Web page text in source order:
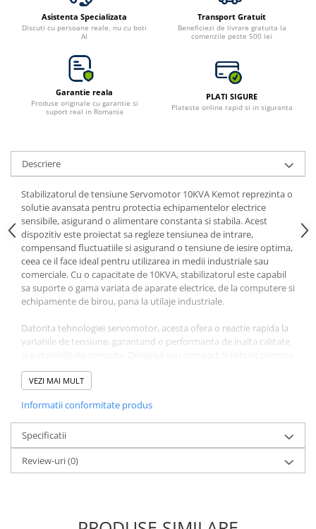
Toate panourile portabile
Kituri solare pentru balcon
Componente Fotovoltaice
Incarcatoare solare
Incarcatoare solare MPPT
Cabluri panouri fotovoltaice
fotovoltaice
Protectii si izolatoare de baterii
Accesorii
Monitorizare si control
Convertoare DC - DC
Invertoare Off-grid
Incarcatoare de retea
Acumulatori de stocare
Componente sisteme de balcon
Iluminat solar
Acumulatori
Acumulatori Standard Plumb
Acumulatori Litiu
Acumulatori Gel
Asistenta Specializata
Discuti cu persoane reale, nu cu boti
AI
Transport Gratuit
Beneficiezi de livrare gratuita la
comenzile peste 500 lei
Garantie reala
Produse originale cu garantie si
suport real in Romania
PLATI SIGURE
Plateste online rapid si in siguranta
Descriere
Stabilizatorul de tensiune Servomotor 10KVA Kemot reprezinta o
solutie avansata pentru protectia echipamentelor electrice
sensibile, asigurand o alimentare constanta si stabila. Acest
dispozitiv este proiectat sa regleze tensiunea de intrare,
compensand fluctuatiile si asigurand o tensiune de iesire optima,
ceea ce il face ideal pentru utilizarea in medii industriale sau
comerciale. Cu o capacitate de 10KVA, stabilizatorul este capabil
sa suporte o gama variata de aparate electrice, de la computere si
echipamente de birou, pana la utilaje industriale.
Datorita tehnologiei servomotor, acesta ofera o reactie rapida la
variatiile de tensiune, garantand o performanta de inalta calitate
o integrare usoara in orice sistem electric, iar indicatorii de stare si
protectia la suprasarcina contribuie la utilizarea sa sigura si
VEZI MAI MULT
Informatii conformitate produs
Specificatii
Review-uri(0)